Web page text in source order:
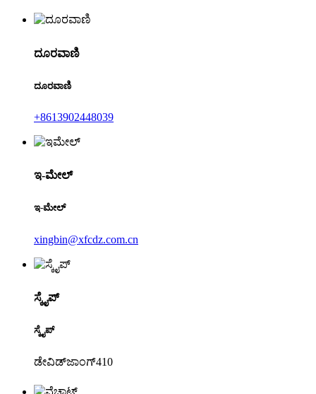
ದೂರವಾಣಿ
ದೂರವಾಣಿ
+8613902448039
ಇ-ಮೇಲ್
ಇ-ಮೇಲ್
xingbin@xfcdz.com.cn
ಸ್ಕೈಪ್
ಸ್ಕೈಪ್
ಡೇವಿಡ್‌ಜಾಂಗ್410